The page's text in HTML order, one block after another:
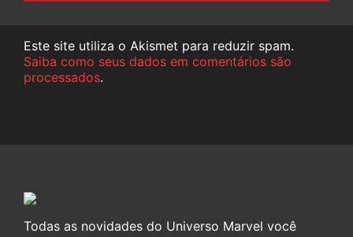
Este site utiliza o Akismet para reduzir spam.
Saiba como seus dados em comentários são
processados.
Todas as novidades do Universo Marvel você